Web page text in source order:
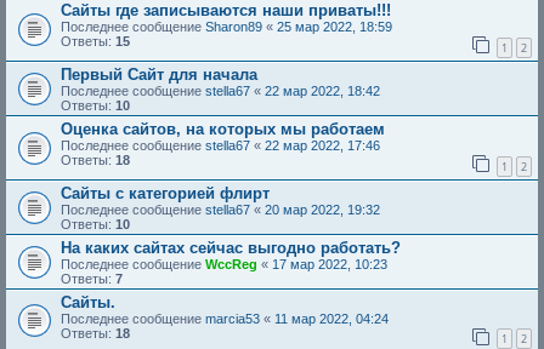
Сайты где записываются наши приваты!!!
Последнее сообщение Sharon89 « 25 мар 2022, 18:59
Ответы: 15 1 2
Первый Сайт для начала
Последнее сообщение stella67 « 22 мар 2022, 18:42
Ответы: 10
Оценка сайтов, на которых мы работаем
Последнее сообщение stella67 « 22 мар 2022, 17:46
Ответы: 18 1 2
Сайты с категорией флирт
Последнее сообщение stella67 « 20 мар 2022, 19:32
Ответы: 10
На каких сайтах сейчас выгодно работать?
Последнее сообщение WccReg « 17 мар 2022, 10:23
Ответы: 7
Сайты.
Последнее сообщение marcia53 « 11 мар 2022, 04:24
Ответы: 18 1 2